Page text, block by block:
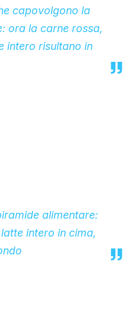
capovolgono la
ora la carne rossa,
intero risultano in
alimentare:
intero in cima,